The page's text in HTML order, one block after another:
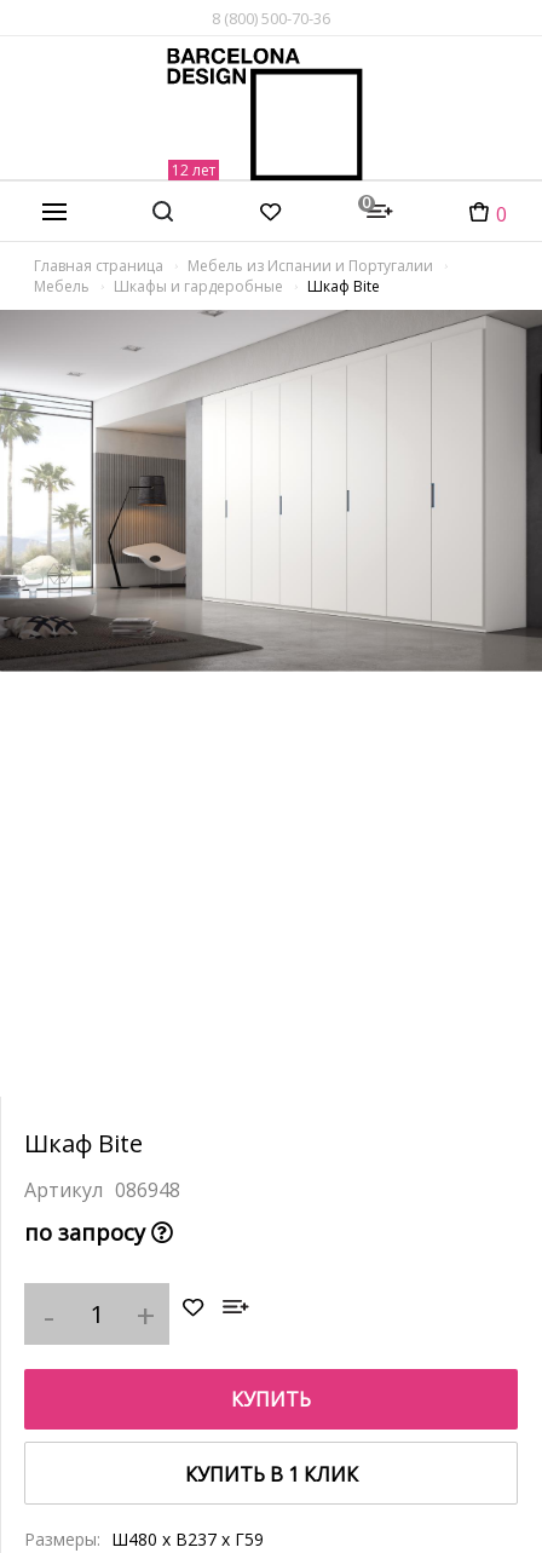
8 (800) 500-70-36
0 0
Главная страница
Мебель из Испании и Португалии
Мебель
Шкафы и гардеробные Шкаф Bite
Шкаф Bite
086948
по запросу
КУПИТЬ
КУПИТЬ В 1 КЛИК
Размеры: Ш480 x В237 x Г59